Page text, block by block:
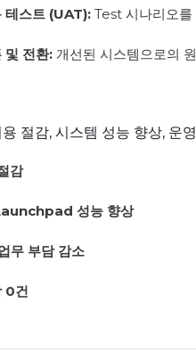
테스트 (UAT): Test 시나리오를
및 전환: 개선된 시스템으로의
절감, 시스템 성능 향상, 운영
감
성능 향상
무 부담 감소
0건